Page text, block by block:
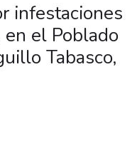
infestaciones
el Poblado
Tabasco,